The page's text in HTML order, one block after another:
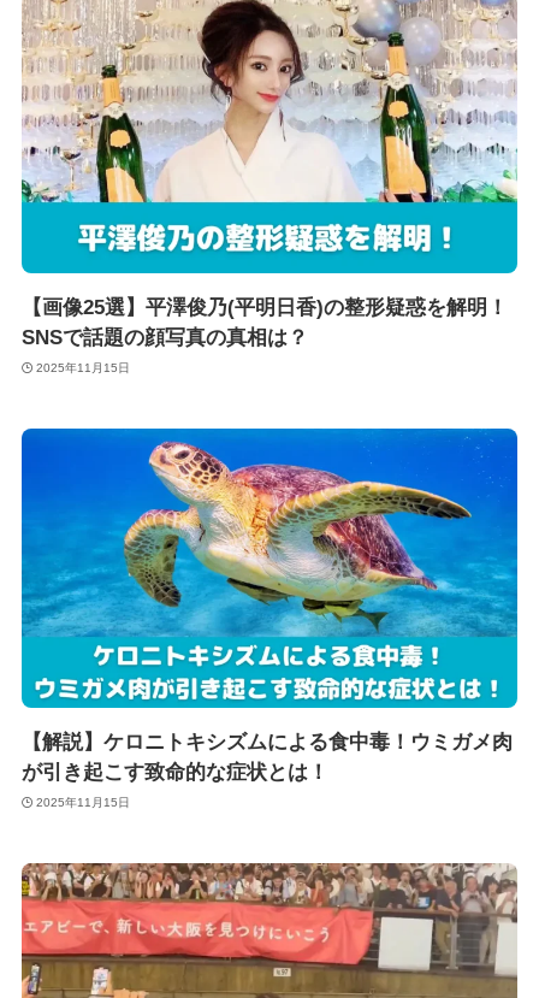
【画像25選】平澤俊乃(平明日香)の整形疑惑を解明！
SNSで話題の顔写真の真相は？
2025年11月15日
【解説】ケロニトキシズムによる食中毒！ウミガメ肉
が引き起こす致命的な症状とは！
2025年11月15日